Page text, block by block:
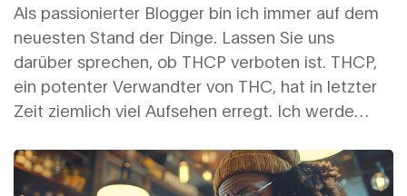
Als passionierter Blogger bin ich immer auf dem
neuesten Stand der Dinge. Lassen Sie uns
darüber sprechen, ob THCP verboten ist. THCP,
ein potenter Verwandter von THC, hat in letzter
Zeit ziemlich viel Aufsehen erregt. Ich werde
Aspekte von THCP einzugehen. Es gibt viele
Fragen zu klären, aber keine Sorge, wir werden